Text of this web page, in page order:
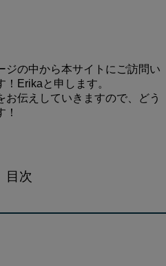
ジの中から本サイトにご訪問い
Erikaと申します。
お伝えしていきますので、どう
目次